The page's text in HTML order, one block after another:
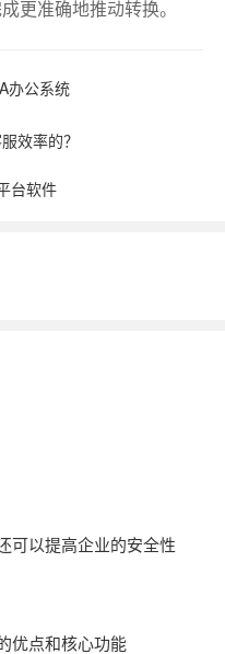
更准确地推动转换。
办公系统
效率的？
台软件
可以提高企业的安全性
优点和核心功能